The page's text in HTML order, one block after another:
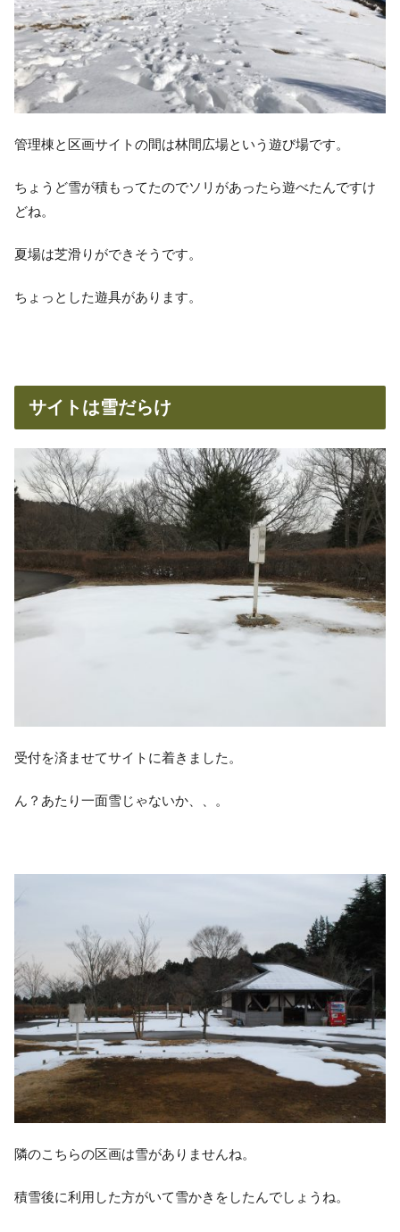
管理棟と区画サイトの間は林間広場という遊び場です。
ちょうど雪が積もってたのでソリがあったら遊べたんですけ
どね。
夏場は芝滑りができそうです。
ちょっとした遊具があります。
サイトは雪だらけ
受付を済ませてサイトに着きました。
ん？あたり一面雪じゃないか、、。
隣のこちらの区画は雪がありませんね。
積雪後に利用した方がいて雪かきをしたんでしょうね。